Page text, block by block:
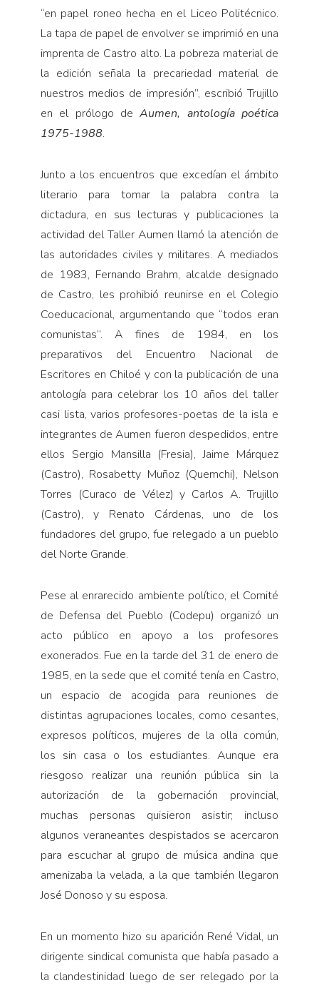
“en papel roneo hecha en el Liceo Politécnico.
La tapa de papel de envolver se imprimió en una
imprenta de Castro alto. La pobreza material de
la edición señala la precariedad material de
nuestros medios de impresión”, escribió Trujillo
en el prólogo deAumen, antología poética
1975-1988.
Junto a los encuentros que excedían el ámbito
literario para tomar la palabra contra la
dictadura, en sus lecturas y publicaciones la
actividad del Taller Aumen llamó la atención de
las autoridades civiles y militares. A mediados
de 1983, Fernando Brahm, alcalde designado
de Castro, les prohibió reunirse en el Colegio
Coeducacional, argumentando que “todos eran
comunistas”. A fines de 1984, en los
preparativos del Encuentro Nacional de
Escritores en Chiloé y con la publicación de una
antología para celebrar los 10 años del taller
casi lista, varios profesores-poetas de la isla e
integrantes de Aumen fueron despedidos, entre
ellos Sergio Mansilla (Fresia), Jaime Márquez
(Castro), Rosabetty Muñoz (Quemchi), Nelson
Torres (Curaco de Vélez) y Carlos A. Trujillo
(Castro), y Renato Cárdenas, uno de los
fundadores del grupo, fue relegado a un pueblo
del Norte Grande.
Pese al enrarecido ambiente político, el Comité
de Defensa del Pueblo (Codepu) organizó un
acto público en apoyo a los profesores
exonerados. Fue en la tarde del 31 de enero de
1985, en la sede que el comité tenía en Castro,
un espacio de acogida para reuniones de
distintas agrupaciones locales, como cesantes,
expresos políticos, mujeres de la olla común,
los sin casa o los estudiantes. Aunque era
riesgoso realizar una reunión pública sin la
autorización de la gobernación provincial,
muchas personas quisieron asistir; incluso
algunos veraneantes despistados se acercaron
para escuchar al grupo de música andina que
amenizaba la velada, a la que también llegaron
José Donoso y su esposa.
En un momento hizo su aparición René Vidal, un
dirigente sindical comunista que había pasado a
la clandestinidad luego de ser relegado por la